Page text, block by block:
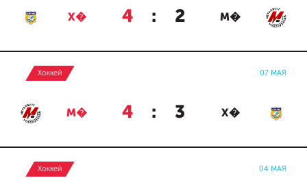
Х� 4 : 2 М�
Хоккей 07 МАЯ
М� 4 : 3 Х�
Хоккей 04 МАЯ